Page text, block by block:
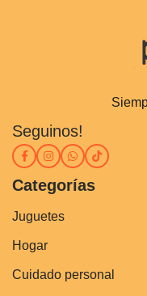
Seguinos!
Categorías
Juguetes
Hogar
Cuidado personal